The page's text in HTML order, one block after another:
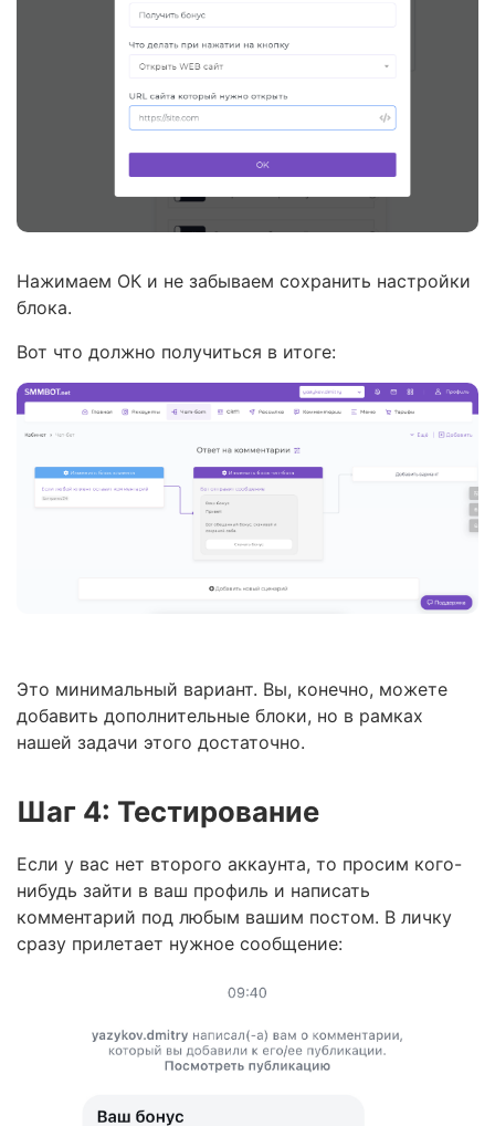
Нажимаем ОК и не забываем сохранить настройки
блока.
Вот что должно получиться в итоге:
Это минимальный вариант. Вы, конечно, можете
добавить дополнительные блоки, но в рамках
нашей задачи этого достаточно.
Шаг 4: Тестирование
Если у вас нет второго аккаунта, то просим кого-
нибудь зайти в ваш профиль и написать
комментарий под любым вашим постом. В личку
сразу прилетает нужное сообщение: